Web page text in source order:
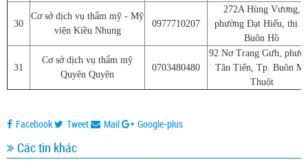
30
Cơ sở dịch vụ thẩm mỹ - Mỹ
viện Kiều Nhung
0977710207
272A Hùng Vương,
phường Đạt Hiếu, thị
Buôn Hồ
31
Cơ sở dịch vụ thẩm mỹ
Quyên Quyên
0703480480
92 Nơ Trang Gưh,
Tân Tiến, Tp. Buôn Ma
Thuột
Facebook Tweet Mail Google-plus
Các tin khác